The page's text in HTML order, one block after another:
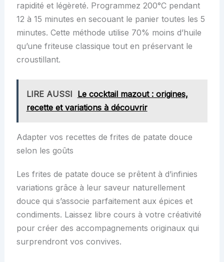
rapidité et légèreté. Programmez 200°C pendant
12 à 15 minutes en secouant le panier toutes les 5
minutes. Cette méthode utilise 70% moins d’huile
qu’une friteuse classique tout en préservant le
croustillant.
LIRE AUSSI Le cocktail mazout : origines,
recette et variations à découvrir
Adapter vos recettes de frites de patate douce
selon les goûts
Les frites de patate douce se prêtent à d’infinies
variations grâce à leur saveur naturellement
douce qui s’associe parfaitement aux épices et
condiments. Laissez libre cours à votre créativité
pour créer des accompagnements originaux qui
surprendront vos convives.